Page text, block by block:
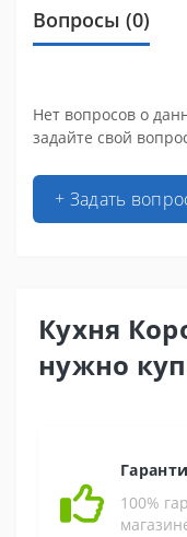
Вопросы (0)
Нет вопросов о
задайте свой
+ Задать
Кухня
нужно
100%